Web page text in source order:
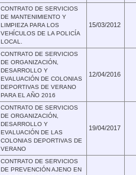
CONTRATO DE SERVICIOS
DE MANTENIMIENTO Y
LIMPIEZA PARA LOS
VEHÍCULOS DE LA POLICÍA
LOCAL.
15/03/2012
CONTRATO DE SERVICIOS
DE ORGANIZACIÓN,
DESARROLLO Y
EVALUACIÓN DE COLONIAS
DEPORTIVAS DE VERANO
PARA EL AÑO 2016
12/04/2016
CONTRATO DE SERVICIOS
DE ORGANIZACIÓN,
DESARROLLO Y
EVALUACIÓN DE LAS
COLONIAS DEPORTIVAS DE
VERANO
19/04/2017
CONTRATO DE SERVICIOS
DE PREVENCIÓN AJENO EN